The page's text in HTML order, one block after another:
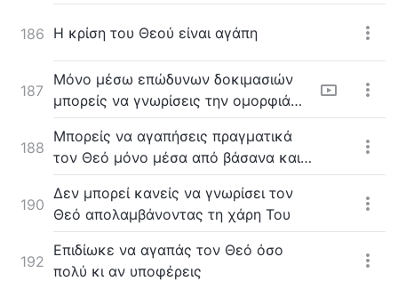
τελείωση
186 H κρίση του Θεού είναι αγάπη
187
Μόνο μέσω επώδυνων δοκιμασιών
μπορείς να γνωρίσεις την ομορφιά
του Θεού
188
Μπορείς να αγαπήσεις πραγματικά
τον Θεό μόνο μέσα από βάσανα και
δοκιμασίες
190
Δεν μπορεί κανείς να γνωρίσει τον
Θεό απολαμβάνοντας τη χάρη Του
192
Επιδίωκε να αγαπάς τον Θεό όσο
πολύ κι αν υποφέρεις